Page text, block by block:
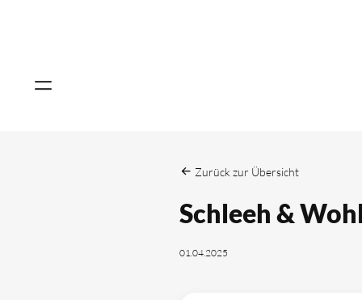
Zurück zur Übersicht
Schleeh &
01.04.2025